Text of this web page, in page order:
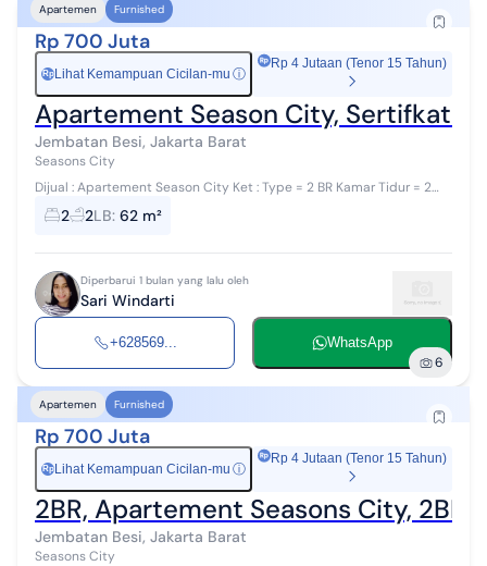
Apartemen Furnished
Rp 700 Juta
RpLihat Kemampuan Cicilan-mu ⓘ
Rp 4 Jutaan (Tenor 15 Tahun)
Apartement Season City, Sertifkat
Jembatan Besi, Jakarta Barat
Seasons City
Dijual : Apartement Season City Ket : Type = 2 BR Kamar Tidur = 2
Kamar Mandi = 2 Luas = 62 sqm Kondisi = Full Furnish Sertifikat =
Hak Milik ( SH...
2 2LB: 62 m²
Diperbarui 1 bulan yang lalu oleh
Sari Windarti
+628569... WhatsApp
6
Apartemen Furnished
Rp 700 Juta
RpLihat Kemampuan Cicilan-mu ⓘ
Rp 4 Jutaan (Tenor 15 Tahun)
2BR, Apartement Seasons City,
Jembatan Besi, Jakarta Barat
Seasons City